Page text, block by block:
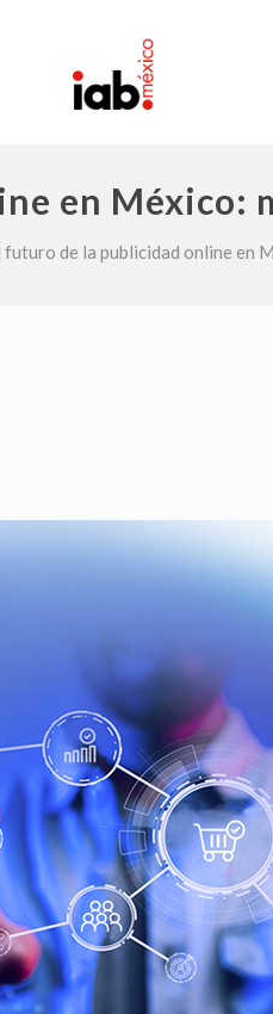
en México:
futuro de la publicidad online en